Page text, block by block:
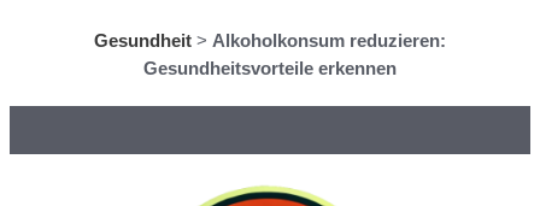
Gesundheit > Alkoholkonsum reduzieren:
Gesundheitsvorteile erkennen